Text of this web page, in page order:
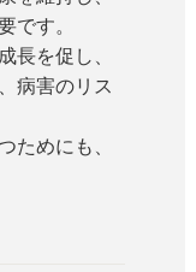
です。
長を促し、
病害のリス
ためにも、